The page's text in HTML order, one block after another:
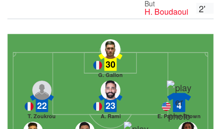
2'
But
H. Boudaoui
30
G. Gallon
4
E. Palmer-Brown
23
A. Rami
22
T. Zoukrou